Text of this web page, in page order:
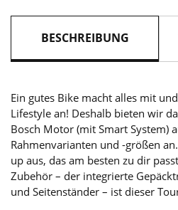
BESCHREIBUNG
Ein gutes Bike macht alles mit
Lifestyle an! Deshalb bieten wir
Bosch Motor (mit Smart System)
Rahmenvarianten und -größen
up aus, das am besten zu dir
Zubehör – der integrierte
und Seitenständer – ist dieser